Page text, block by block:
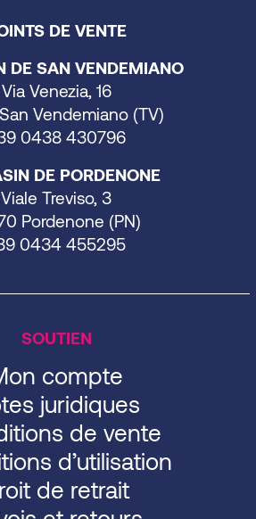
DE VENTE
DE SAN VENDEMIANO
Via Venezia, 16
Vendemiano (TV)
0438 430796
DE PORDENONE
Viale Treviso, 3
Pordenone (PN)
0434 455295
SOUTIEN
compte
juridiques
de vente
d’utilisation
de retrait